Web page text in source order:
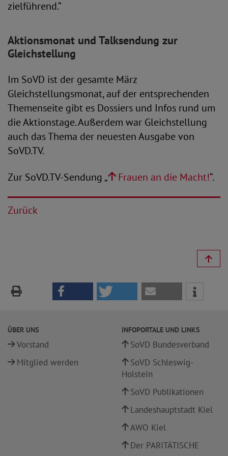
zielführend.“
Aktionsmonat und Talksendung zur
Gleichstellung
Im SoVD ist der gesamte März
Gleichstellungsmonat, auf der entsprechenden
Themenseite gibt es Dossiers und Infos rund um
die Aktionstage. Außerdem war Gleichstellung
auch das Thema der neuesten Ausgabe von
SoVD.TV.
Zur SoVD.TV-Sendung „
Frauen an die Macht!“.
Zurück
ÜBER UNS
Vorstand
Mitglied werden
INFOPORTALE UND LINKS
SoVD Bundesverband
SoVD Schleswig-
Holstein
SoVD Publikationen
Landeshauptstadt Kiel
AWO Kiel
Der PARITÄTISCHE